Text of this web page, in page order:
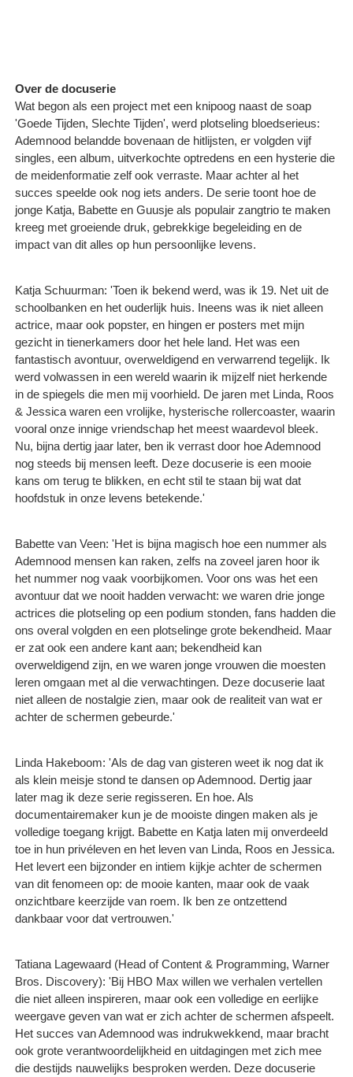
Over de docuserie
Wat begon als een project met een knipoog naast de soap
'Goede Tijden, Slechte Tijden', werd plotseling bloedserieus:
Ademnood belandde bovenaan de hitlijsten, er volgden vijf
singles, een album, uitverkochte optredens en een hysterie die
de meidenformatie zelf ook verraste. Maar achter al het
succes speelde ook nog iets anders. De serie toont hoe de
jonge Katja, Babette en Guusje als populair zangtrio te maken
kreeg met groeiende druk, gebrekkige begeleiding en de
impact van dit alles op hun persoonlijke levens.
Katja Schuurman: 'Toen ik bekend werd, was ik 19. Net uit de
schoolbanken en het ouderlijk huis. Ineens was ik niet alleen
actrice, maar ook popster, en hingen er posters met mijn
gezicht in tienerkamers door het hele land. Het was een
fantastisch avontuur, overweldigend en verwarrend tegelijk. Ik
werd volwassen in een wereld waarin ik mijzelf niet herkende
in de spiegels die men mij voorhield. De jaren met Linda, Roos
& Jessica waren een vrolijke, hysterische rollercoaster, waarin
vooral onze innige vriendschap het meest waardevol bleek.
Nu, bijna dertig jaar later, ben ik verrast door hoe Ademnood
nog steeds bij mensen leeft. Deze docuserie is een mooie
kans om terug te blikken, en echt stil te staan bij wat dat
hoofdstuk in onze levens betekende.'
Babette van Veen: 'Het is bijna magisch hoe een nummer als
Ademnood mensen kan raken, zelfs na zoveel jaren hoor ik
het nummer nog vaak voorbijkomen. Voor ons was het een
avontuur dat we nooit hadden verwacht: we waren drie jonge
actrices die plotseling op een podium stonden, fans hadden die
ons overal volgden en een plotselinge grote bekendheid. Maar
er zat ook een andere kant aan; bekendheid kan
overweldigend zijn, en we waren jonge vrouwen die moesten
leren omgaan met al die verwachtingen. Deze docuserie laat
niet alleen de nostalgie zien, maar ook de realiteit van wat er
achter de schermen gebeurde.'
Linda Hakeboom: 'Als de dag van gisteren weet ik nog dat ik
als klein meisje stond te dansen op Ademnood. Dertig jaar
later mag ik deze serie regisseren. En hoe. Als
documentairemaker kun je de mooiste dingen maken als je
volledige toegang krijgt. Babette en Katja laten mij onverdeeld
toe in hun privéleven en het leven van Linda, Roos en Jessica.
Het levert een bijzonder en intiem kijkje achter de schermen
van dit fenomeen op: de mooie kanten, maar ook de vaak
onzichtbare keerzijde van roem. Ik ben ze ontzettend
dankbaar voor dat vertrouwen.'
Tatiana Lagewaard (Head of Content & Programming, Warner
Bros. Discovery): 'Bij HBO Max willen we verhalen vertellen
die niet alleen inspireren, maar ook een volledige en eerlijke
weergave geven van wat er zich achter de schermen afspeelt.
Het succes van Ademnood was indrukwekkend, maar bracht
ook grote verantwoordelijkheid en uitdagingen met zich mee
die destijds nauwelijks besproken werden. Deze docuserie